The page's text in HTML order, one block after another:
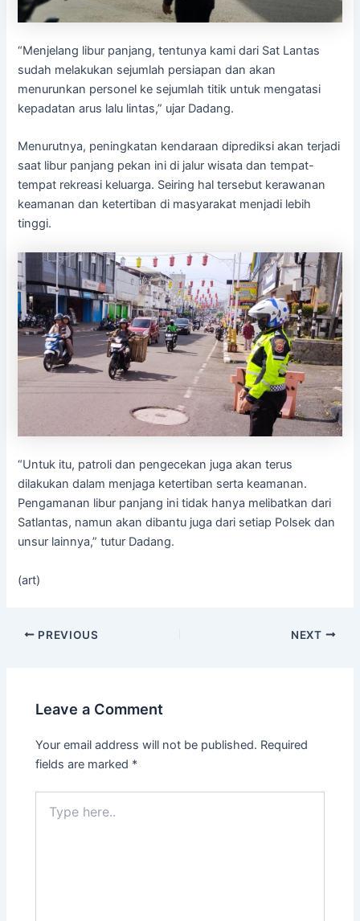
“Menjelang libur panjang, tentunya kami dari Sat Lantas
sudah melakukan sejumlah persiapan dan akan
menurunkan personel ke sejumlah titik untuk mengatasi
kepadatan arus lalu lintas,” ujar Dadang.
Menurutnya, peningkatan kendaraan diprediksi akan terjadi
saat libur panjang pekan ini di jalur wisata dan tempat-
tempat rekreasi keluarga. Seiring hal tersebut kerawanan
keamanan dan ketertiban di masyarakat menjadi lebih
tinggi.
“Untuk itu, patroli dan pengecekan juga akan terus
dilakukan dalam menjaga ketertiban serta keamanan.
Pengamanan libur panjang ini tidak hanya melibatkan dari
Satlantas, namun akan dibantu juga dari setiap Polsek dan
unsur lainnya,” tutur Dadang.
(art)
PREVIOUS NEXT
Leave a Comment
Your email address will not be published. Required
fields are marked *
here..